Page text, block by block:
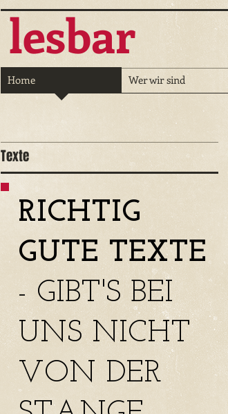
Home Wer wir sind
lesbar
Texte
RICHTIG
GUTE TEXTE
- GIBT'S BEI
UNS NICHT
VON DER